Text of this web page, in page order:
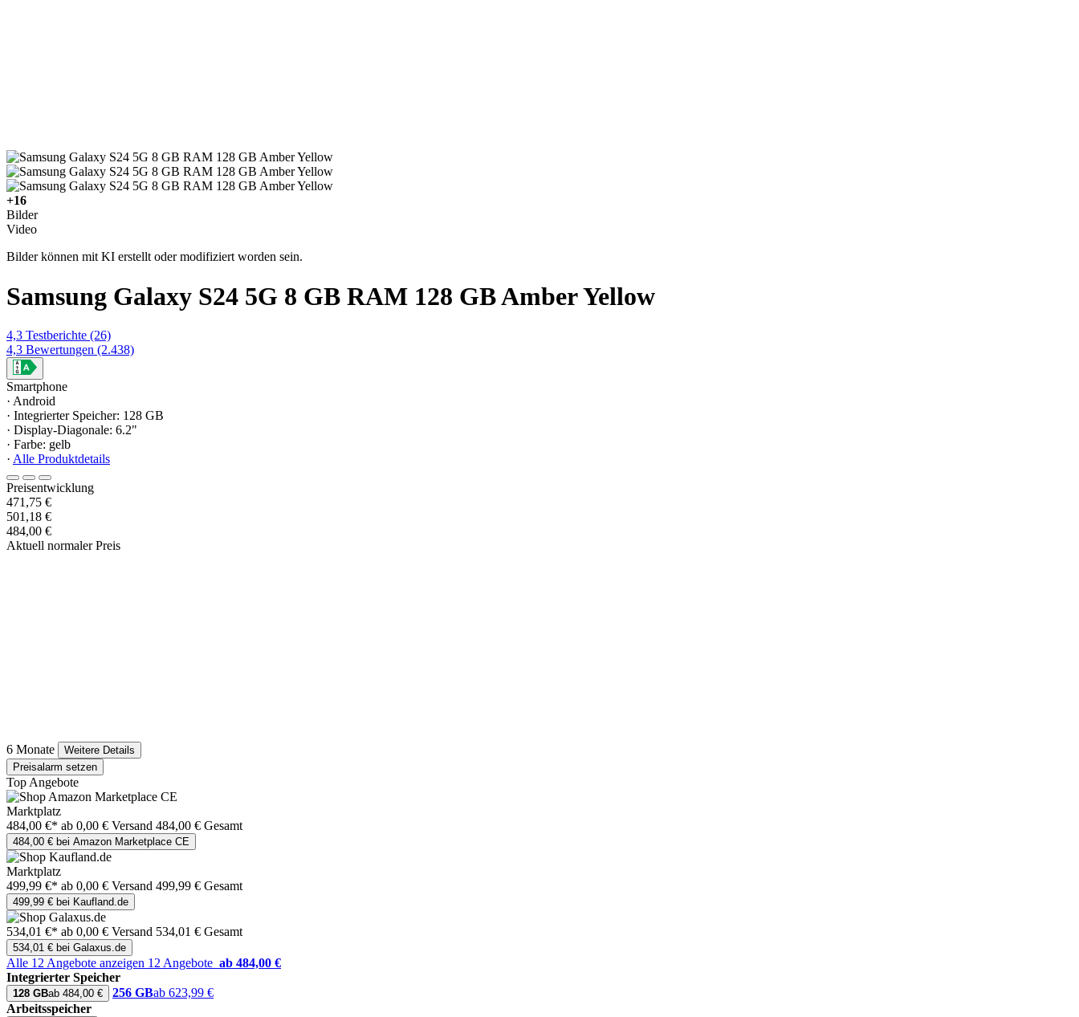
+16
Bilder
Video
Bilder können mit KI erstellt oder modifiziert worden sein.
Samsung Galaxy S24 5G 8 GB RAM 128 GB Amber Yellow
4,3 Testberichte (26)
4,3 Bewertungen (2.438)
Smartphone
· Android
· Integrierter Speicher: 128 GB
· Display-Diagonale: 6.2"
· Farbe: gelb
· Alle Produktdetails
Preisentwicklung
471,75 €
501,18 €
484,00 €
Aktuell normaler Preis
6 Monate
Weitere Details
Preisalarm setzen
Top Angebote
Marktplatz
484,00 €* ab 0,00 € Versand 484,00 € Gesamt
484,00 € bei Amazon Marketplace CE
Marktplatz
499,99 €* ab 0,00 € Versand 499,99 € Gesamt
499,99 € bei Kaufland.de
534,01 €* ab 0,00 € Versand 534,01 € Gesamt
534,01 € bei Galaxus.de
Alle 12 Angebote anzeigen 12 Angebote ab 484,00 €
Integrierter Speicher
128 GBab 484,00 € 256 GBab 623,99 €
Arbeitsspeicher